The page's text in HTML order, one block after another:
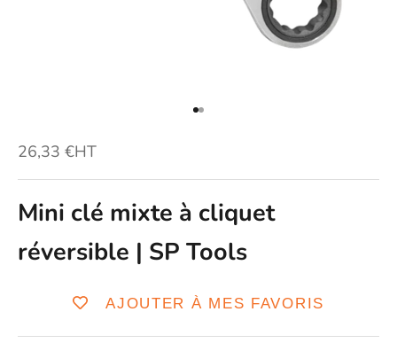
Aller à l'élément 1
Aller à l'élément 2
Prix de vente
26,33 €HT
Mini clé mixte à cliquet
réversible | SP Tools
AJOUTER À MES FAVORIS